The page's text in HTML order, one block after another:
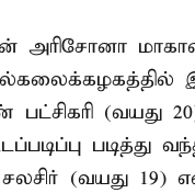
அரிசோனா
பட்சிகரி (வயது
படித்து
சலசிர் (வயது 19)